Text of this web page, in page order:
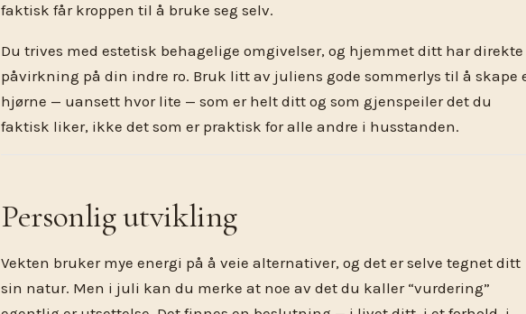
faktisk får kroppen til å bruke seg selv.
Du trives med estetisk behagelige omgivelser, og hjemmet ditt har direkte
påvirkning på din indre ro. Bruk litt av juliens gode sommerlys til å skape
hjørne — uansett hvor lite — som er helt ditt og som gjenspeiler det du
faktisk liker, ikke det som er praktisk for alle andre i husstanden.
Personlig utvikling
Vekten bruker mye energi på å veie alternativer, og det er selve tegnet ditt
sin natur. Men i juli kan du merke at noe av det du kaller “vurdering”